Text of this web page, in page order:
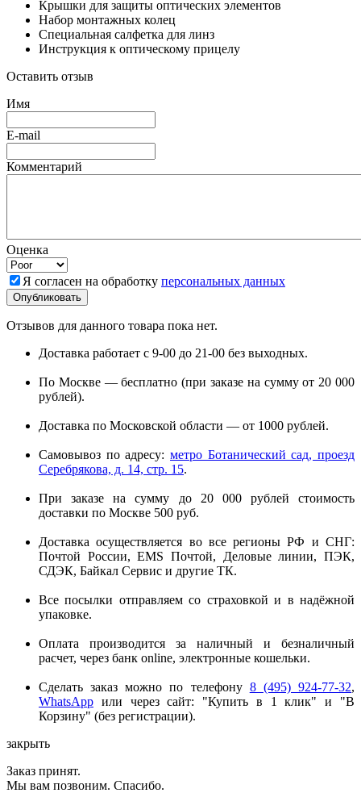
Крышки для защиты оптических элементов
Набор монтажных колец
Специальная салфетка для линз
Инструкция к оптическому прицелу
Оставить отзыв
Имя
E-mail
Комментарий
Оценка
Я согласен на обработку персональных данных
Отзывов для данного товара пока нет.
Доставка работает с 9-00 до 21-00 без выходных.
По Москве — бесплатно (при заказе на сумму от 20 000
рублей).
Доставка по Московской области — от 1000 рублей.
Самовывоз по адресу: метро Ботанический сад, проезд
Серебрякова, д. 14, стр. 15.
При заказе на сумму до 20 000 рублей стоимость
доставки по Москве 500 руб.
Доставка осуществляется во все регионы РФ и СНГ:
Почтой России, EMS Почтой, Деловые линии, ПЭК,
СДЭК, Байкал Сервис и другие ТК.
Все посылки отправляем со страховкой и в надёжной
упаковке.
Оплата производится за наличный и безналичный
расчет, через банк online, электронные кошельки.
Сделать заказ можно по телефону 8 (495) 924-77-32,
WhatsApp или через сайт: "Купить в 1 клик" и "В
Корзину" (без регистрации).
закрыть
Заказ принят.
Мы вам позвоним. Спасибо.